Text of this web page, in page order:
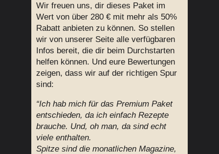
Wir freuen uns, dir dieses Paket im
Wert von über 280 € mit mehr als 50%
Rabatt anbieten zu können. So stellen
wir von unserer Seite alle verfügbaren
Infos bereit, die dir beim Durchstarten
helfen können. Und eure Bewertungen
zeigen, dass wir auf der richtigen Spur
sind:
“Ich hab mich für das Premium Paket
entschieden, da ich einfach Rezepte
brauche. Und, oh man, da sind echt
viele enthalten.
Spitze sind die monatlichen Magazine,